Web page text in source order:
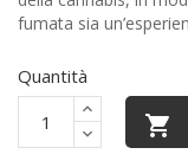
fumata sia
Quantità
